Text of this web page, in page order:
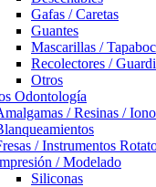
Gafas / Caretas
Guantes
Mascarillas /
Recolectores /
Otros
Odontología
/ Resinas /
/ Instrumentos
/ Modelado
Siliconas